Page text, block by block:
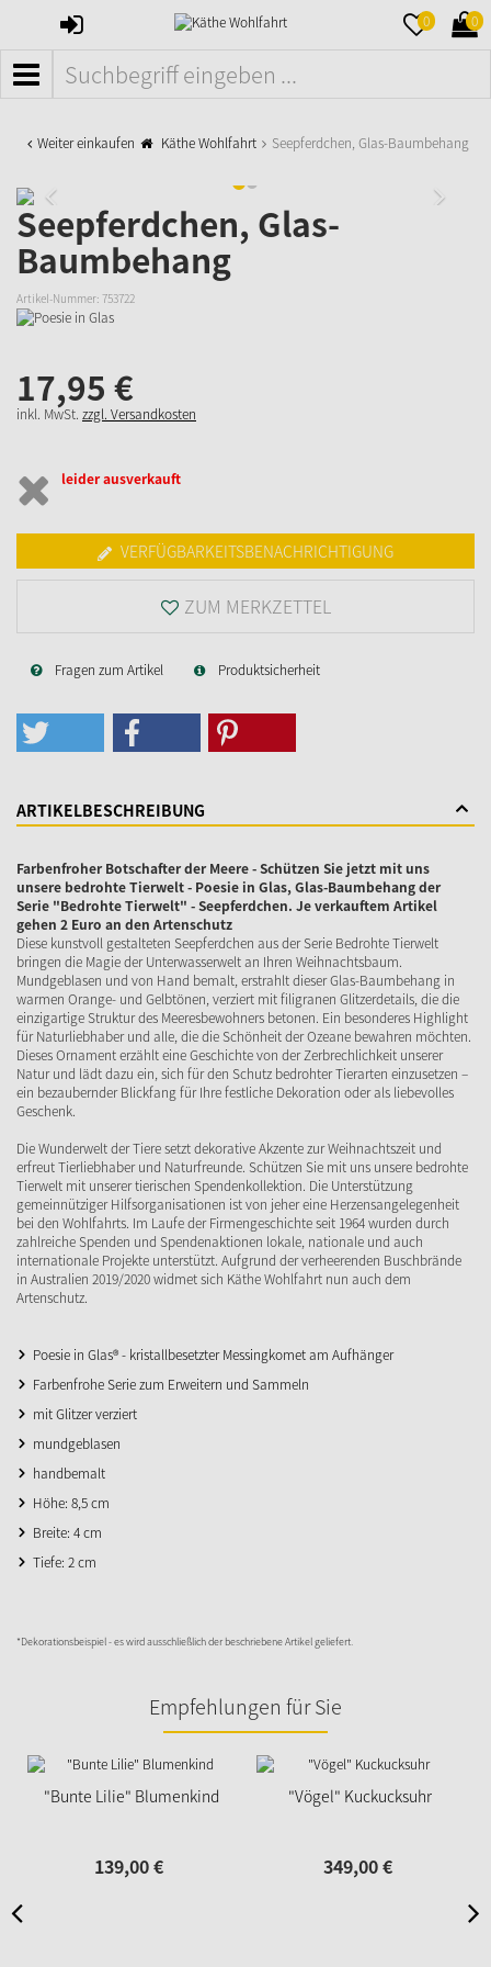
ANMELDEN 0 0
MENÜ
Weiter einkaufen Käthe Wohlfahrt Seepferdchen, Glas-Baumbehang
Seepferdchen, Glas-
Baumbehang
Artikel-Nummer: 753722
17,95 €
inkl. MwSt. zzgl. Versandkosten
leider ausverkauft
VERFÜGBARKEITSBENACHRICHTIGUNG
ZUM MERKZETTEL
Fragen zum Artikel Produktsicherheit
ARTIKELBESCHREIBUNG
Farbenfroher Botschafter der Meere - Schützen Sie jetzt mit uns
unsere bedrohte Tierwelt - Poesie in Glas, Glas-Baumbehang der
Serie "Bedrohte Tierwelt" - Seepferdchen. Je verkauftem Artikel
gehen 2 Euro an den Artenschutz
Diese kunstvoll gestalteten Seepferdchen aus der Serie Bedrohte Tierwelt
bringen die Magie der Unterwasserwelt an Ihren Weihnachtsbaum.
Mundgeblasen und von Hand bemalt, erstrahlt dieser Glas-Baumbehang in
warmen Orange- und Gelbtönen, verziert mit filigranen Glitzerdetails, die die
einzigartige Struktur des Meeresbewohners betonen. Ein besonderes Highlight
für Naturliebhaber und alle, die die Schönheit der Ozeane bewahren möchten.
Dieses Ornament erzählt eine Geschichte von der Zerbrechlichkeit unserer
Natur und lädt dazu ein, sich für den Schutz bedrohter Tierarten einzusetzen –
ein bezaubernder Blickfang für Ihre festliche Dekoration oder als liebevolles
Geschenk.
Die Wunderwelt der Tiere setzt dekorative Akzente zur Weihnachtszeit und
erfreut Tierliebhaber und Naturfreunde. Schützen Sie mit uns unsere bedrohte
Tierwelt mit unserer tierischen Spendenkollektion. Die Unterstützung
gemeinnütziger Hilfsorganisationen ist von jeher eine Herzensangelegenheit
bei den Wohlfahrts. Im Laufe der Firmengeschichte seit 1964 wurden durch
zahlreiche Spenden und Spendenaktionen lokale, nationale und auch
internationale Projekte unterstützt. Aufgrund der verheerenden Buschbrände
in Australien 2019/2020 widmet sich Käthe Wohlfahrt nun auch dem
Artenschutz.
Poesie in Glas® - kristallbesetzter Messingkomet am Aufhänger
Farbenfrohe Serie zum Erweitern und Sammeln
mit Glitzer verziert
mundgeblasen
handbemalt
Höhe: 8,5 cm
Breite: 4 cm
Tiefe: 2 cm
*Dekorationsbeispiel - es wird ausschließlich der beschriebene Artikel geliefert.
Empfehlungen für Sie
"Bunte Lilie" Blumenkind
139,00€
"Vögel" Kuckucksuhr
349,00€